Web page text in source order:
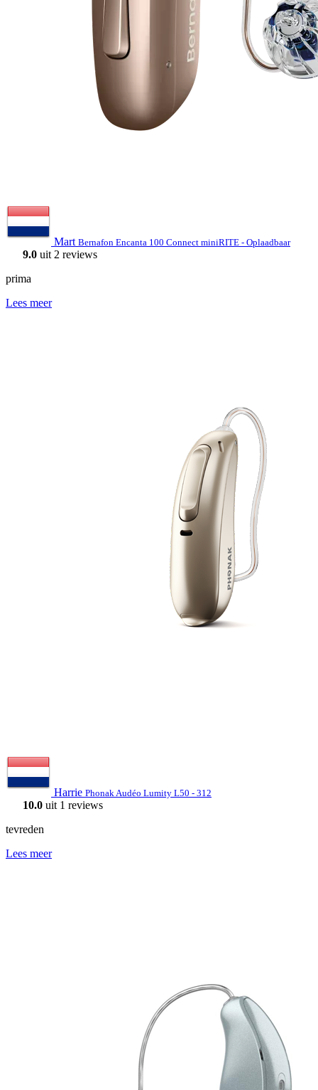
Mart Bernafon Encanta 100 Connect miniRITE - Oplaadbaar
9.0 uit 2 reviews
prima
Lees meer
Harrie Phonak Audéo Lumity L50 - 312
10.0 uit 1 reviews
tevreden
Lees meer